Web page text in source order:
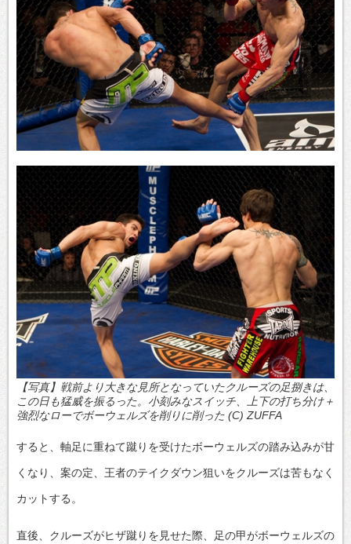
【写真】戦前より大きな見所となっていたクルーズの足捌きは、
この日も猛威を振るった。小刻みなスイッチ、上下の打ち分け＋
強烈なローでボーウェルズを削りに削った (C) ZUFFA
すると、軸足に重ねて蹴りを受けたボーウェルズの踏み込みが甘
くなり、案の定、王者のテイクダウン狙いをクルーズは苦もなく
カットする。
直後、クルーズがヒザ蹴りを見せた際、足の甲がボーウェルズの